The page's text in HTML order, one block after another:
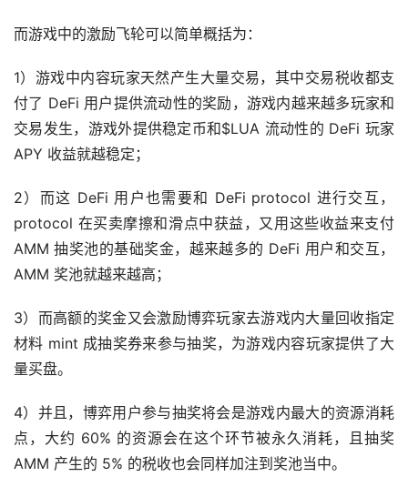
而游戏中的激励飞轮可以简单概括为：
1）游戏中内容玩家天然产生大量交易，其中交易税收都支
付了 DeFi 用户提供流动性的奖励，游戏内越来越多玩家和
交易发生，游戏外提供稳定币和$LUA 流动性的 DeFi 玩家
APY 收益就越稳定；
2）而这 DeFi 用户也需要和 DeFi protocol 进行交互，
protocol 在买卖摩擦和滑点中获益，又用这些收益来支付
AMM 抽奖池的基础奖金，越来越多的 DeFi 用户和交互，
AMM 奖池就越来越高；
3）而高额的奖金又会激励博弈玩家去游戏内大量回收指定
材料 mint 成抽奖券来参与抽奖，为游戏内容玩家提供了大
量买盘。
4）并且，博弈用户参与抽奖将会是游戏内最大的资源消耗
点，大约 60% 的资源会在这个环节被永久消耗，且抽奖
AMM 产生的 5% 的税收也会同样加注到奖池当中。